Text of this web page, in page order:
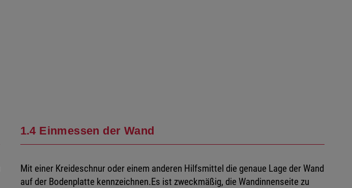
1.4 Einmessen der Wand
Mit einer Kreideschnur oder einem anderen Hilfsmittel die genaue Lage der Wand
auf der Bodenplatte kennzeichnen.Es ist zweckmäßig, die Wandinnenseite zu